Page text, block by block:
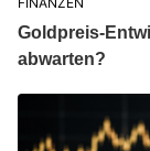
Goldpreis-
abwarten?